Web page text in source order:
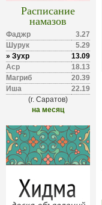
Расписание
намазов
Фаджр
3.27
Шурук
5.29
» Зухр
13.09
Аср
18.13
Магриб
20.39
Иша
22.19
(г. Саратов)
на месяц